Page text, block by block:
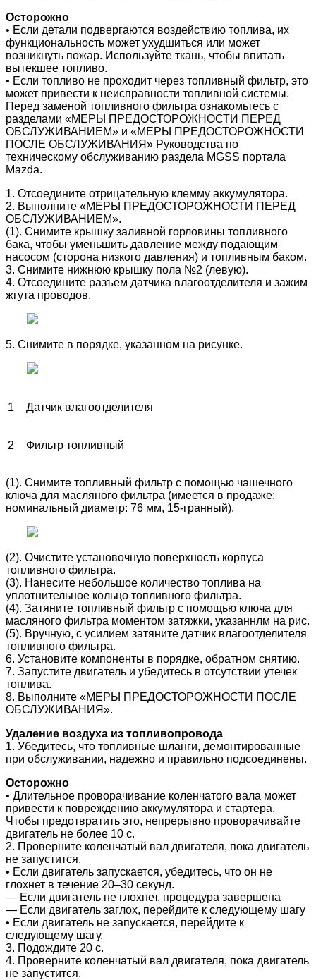
Осторожно
• Если детали подвергаются воздействию топлива, их
функциональность может ухудшиться или может
возникнуть пожар. Используйте ткань, чтобы впитать
вытекшее топливо.
• Если топливо не проходит через топливный фильтр, это
может привести к неисправности топливной системы.
Перед заменой топливного фильтра ознакомьтесь с
разделами «МЕРЫ ПРЕДОСТОРОЖНОСТИ ПЕРЕД
ОБСЛУЖИВАНИЕМ» и «МЕРЫ ПРЕДОСТОРОЖНОСТИ
ПОСЛЕ ОБСЛУЖИВАНИЯ» Руководства по
техническому обслуживанию раздела MGSS портала
Mazda.
1. Отсоедините отрицательную клемму аккумулятора.
2. Выполните «МЕРЫ ПРЕДОСТОРОЖНОСТИ ПЕРЕД
ОБСЛУЖИВАНИЕМ».
(1). Снимите крышку заливной горловины топливного
бака, чтобы уменьшить давление между подающим
насосом (сторона низкого давления) и топливным баком.
3. Снимите нижнюю крышку пола №2 (левую).
4. Отсоедините разъем датчика влагоотделителя и зажим
жгута проводов.
5. Снимите в порядке, указанном на рисунке.
1 Датчик влагоотделителя
2 Фильтр топливный
(1). Снимите топливный фильтр с помощью чашечного
ключа для масляного фильтра (имеется в продаже:
номинальный диаметр: 76 мм, 15-гранный).
(2). Очистите установочную поверхность корпуса
топливного фильтра.
(3). Нанесите небольшое количество топлива на
уплотнительное кольцо топливного фильтра.
(4). Затяните топливный фильтр с помощью ключа для
масляного фильтра моментом затяжки, указаннлм на рис.
(5). Вручную, с усилием затяните датчик влагоотделителя
топливного фильтра.
6. Установите компоненты в порядке, обратном снятию.
7. Запустите двигатель и убедитесь в отсутствии утечек
топлива.
8. Выполните «МЕРЫ ПРЕДОСТОРОЖНОСТИ ПОСЛЕ
ОБСЛУЖИВАНИЯ».
Удаление воздуха из топливопровода
1. Убедитесь, что топливные шланги, демонтированные
при обслуживании, надежно и правильно подсоединены.
Осторожно
• Длительное проворачивание коленчатого вала может
привести к повреждению аккумулятора и стартера.
Чтобы предотвратить это, непрерывно проворачивайте
двигатель не более 10 с.
2. Проверните коленчатый вал двигателя, пока двигатель
не запустится.
• Если двигатель запускается, убедитесь, что он не
глохнет в течение 20–30 секунд.
― Если двигатель не глохнет, процедура завершена
― Если двигатель заглох, перейдите к следующему шагу
• Если двигатель не запускается, перейдите к
следующему шагу.
3. Подождите 20 с.
4. Проверните коленчатый вал двигателя, пока двигатель
не запустится.